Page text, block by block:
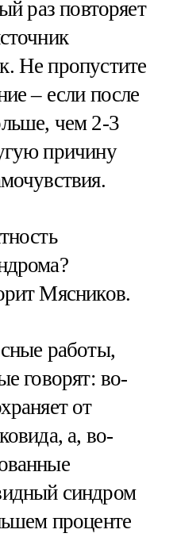
раз повторяет
Не пропустите
– если после
чем 2-3
причину
Мясников.
работы,
говорят: во-
от
а, во-
синдром
проценте